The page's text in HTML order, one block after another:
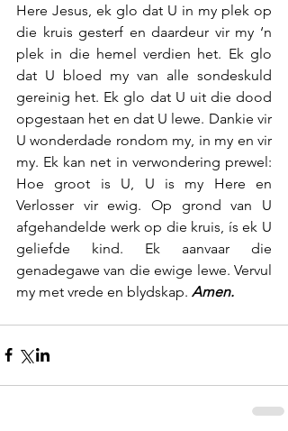
Here Jesus, ek glo dat U in my plek op
die kruis gesterf en daardeur vir my ‘n
plek in die hemel verdien het. Ek glo
dat U bloed my van alle sondeskuld
gereinig het. Ek glo dat U uit die dood
opgestaan het en dat U lewe. Dankie vir
U wonderdade rondom my, in my en vir
my. Ek kan net in verwondering prewel:
Hoe groot is U, U is my Here en
Verlosser vir ewig. Op grond van U
afgehandelde werk op die kruis, ís ek U
geliefde kind. Ek aanvaar die
genadegawe van die ewige lewe. Vervul
my met vrede en blydskap. Amen.